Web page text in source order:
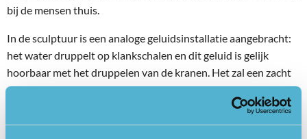
bij de mensen thuis.
In de sculptuur is een analoge geluidsinstallatie aangebracht:
het water druppelt op klankschalen en dit geluid is gelijk
hoorbaar met het druppelen van de kranen. Het zal een zacht
geluid zijn en is alleen overdag te horen, op 6 vastgestelde
tijdstippen, zodat het in de avond dieren niet zal storen. De
Sprengkop als locatie voor het kunstwerk heeft naast de